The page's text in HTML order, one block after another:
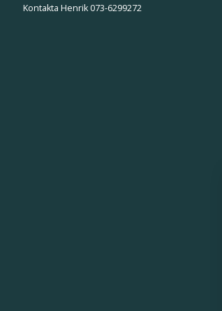
Kontakta Henrik 073-6299272